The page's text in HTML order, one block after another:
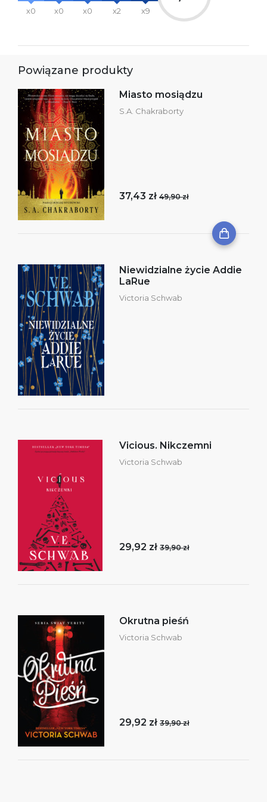
x0 x0 x0 x2 x9
Powiązane produkty
Miasto mosiądzu
S.A. Chakraborty
37,43 zł 49,90 zł
Niewidzialne życie Addie
LaRue
Victoria Schwab
Vicious. Nikczemni
Victoria Schwab
29,92 zł 39,90 zł
Okrutna pieśń
Victoria Schwab
29,92 zł 39,90 zł